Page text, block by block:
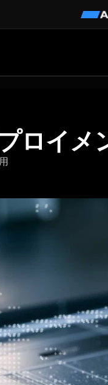
ロイメ